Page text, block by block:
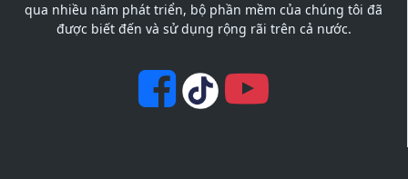
qua nhiều năm phát triển, bộ phần mềm của chúng tôi đã
được biết đến và sử dụng rộng rãi trên cả nước.